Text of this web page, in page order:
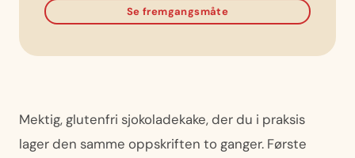
Mektig, glutenfri sjokoladekake, der du i praksis
lager den samme oppskriften to ganger. Første
Se fremgangsmåte